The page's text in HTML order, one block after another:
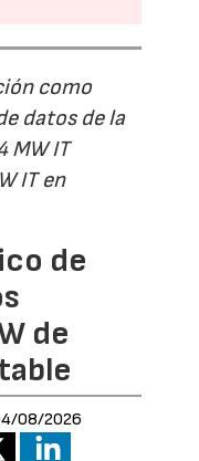
como
datos de la
MW IT
IT en
de
de
08/2026